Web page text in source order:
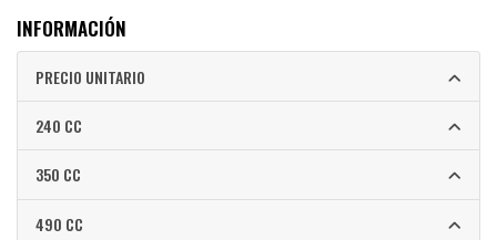
INFORMACIÓN
PRECIO UNITARIO
240 CC
350 CC
490 CC